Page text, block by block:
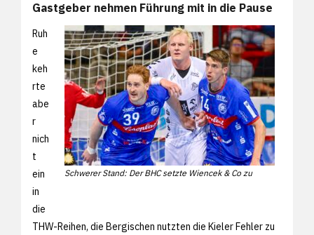
Gastgeber nehmen Führung mit in die Pause
Schwerer Stand: Der BHC setzte Wiencek & Co zu
Ruh
e
keh
rte
abe
r
nich
t
ein
in
die
THW-Reihen, die Bergischen nutzten die Kieler Fehler zu